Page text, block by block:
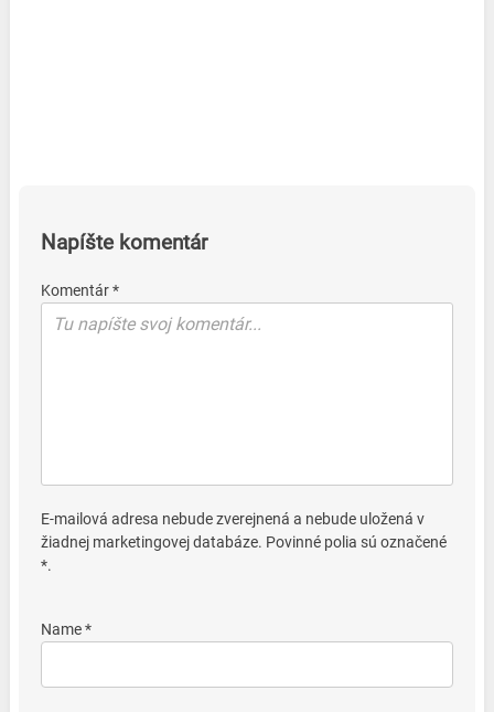
Napíšte komentár
Komentár *
E-mailová adresa nebude zverejnená a nebude uložená v
žiadnej marketingovej databáze. Povinné polia sú označené
*.
Name *